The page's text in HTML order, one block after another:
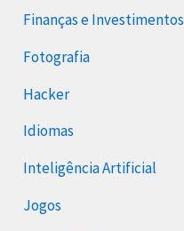
Finanças e Investimentos
Fotografia
Hacker
Idiomas
Inteligência Artificial
Jogos